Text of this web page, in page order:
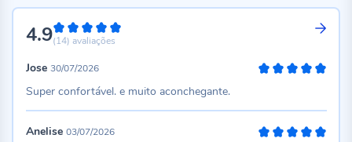
4.998%
(14) avaliações
Jose 30/07/2026
Super confortável. e muito aconchegante.
Anelise 03/07/2026